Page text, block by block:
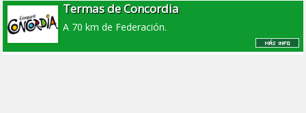
Termas de Concordia
A 70 km de Federación.